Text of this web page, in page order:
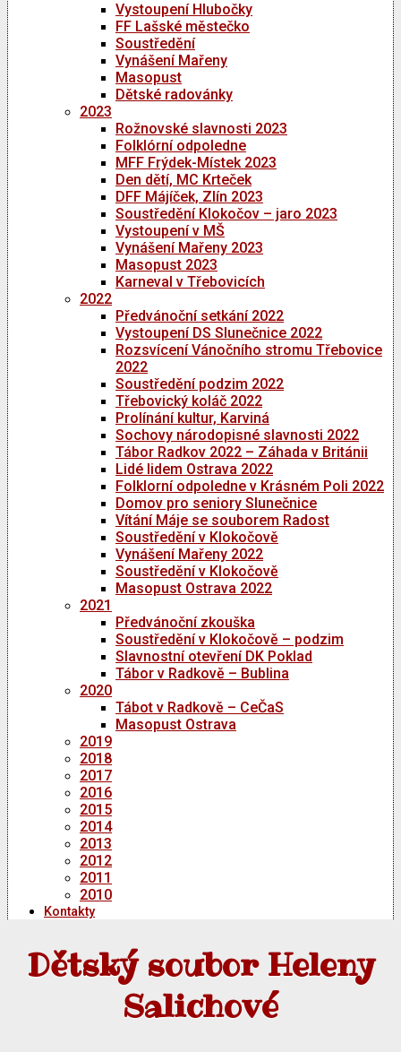
Vystoupení Hlubočky
FF Lašské městečko
Soustředění
Vynášení Mařeny
Masopust
Dětské radovánky
2023
Rožnovské slavnosti 2023
Folklórní odpoledne
MFF Frýdek-Místek 2023
Den dětí, MC Krteček
DFF Májíček, Zlín 2023
Soustředění Klokočov – jaro 2023
Vystoupení v MŠ
Vynášení Mařeny 2023
Masopust 2023
Karneval v Třebovicích
2022
Předvánoční setkání 2022
Vystoupení DS Slunečnice 2022
Rozsvícení Vánočního stromu Třebovice
2022
Soustředění podzim 2022
Třebovický koláč 2022
Prolínání kultur, Karviná
Sochovy národopisné slavnosti 2022
Tábor Radkov 2022 – Záhada v Británii
Lidé lidem Ostrava 2022
Folklorní odpoledne v Krásném Poli 2022
Domov pro seniory Slunečnice
Vítání Máje se souborem Radost
Soustředění v Klokočově
Vynášení Mařeny 2022
Soustředění v Klokočově
Masopust Ostrava 2022
2021
Předvánoční zkouška
Soustředění v Klokočově – podzim
Slavnostní otevření DK Poklad
Tábor v Radkově – Bublina
2020
Tábot v Radkově – CeČaS
Masopust Ostrava
2019
2018
2017
2016
2015
2014
2013
2012
2011
2010
Kontakty
Dětský soubor Heleny
Salichové